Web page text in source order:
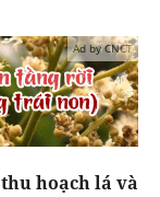
Ad by CNCT
hoạch lá và